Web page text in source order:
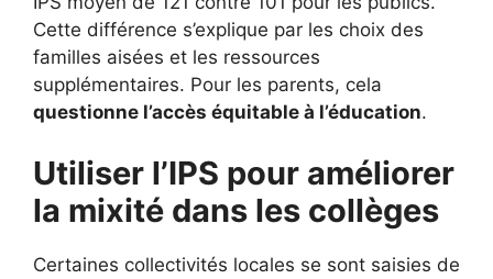
Cette différence s’explique par les choix des
familles aisées et les ressources
supplémentaires. Pour les parents, cela
questionne l’accès équitable à l’éducation.
Utiliser l’IPS pour améliorer
la mixité dans les collèges
Certaines collectivités locales se sont saisies de